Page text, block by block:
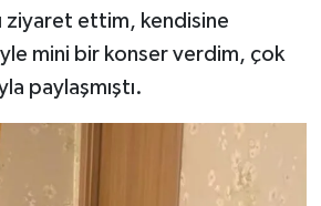
ziyaret ettim, kendisine
mini bir konser verdim, çok
paylaşmıştı.